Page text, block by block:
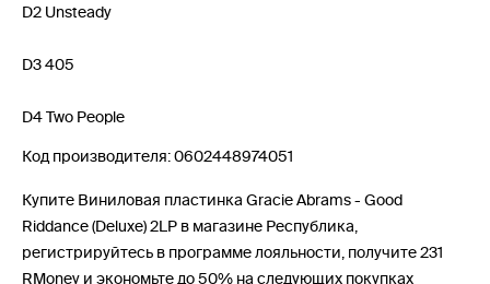
D2 Unsteady
D3 405
D4 Two People
Код производителя: 0602448974051
Купите Виниловая пластинка Gracie Abrams - Good
Riddance (Deluxe) 2LP в магазине Республика,
регистрируйтесь в программе лояльности, получите 231
RMoney и экономьте до 50% на следующих покупках